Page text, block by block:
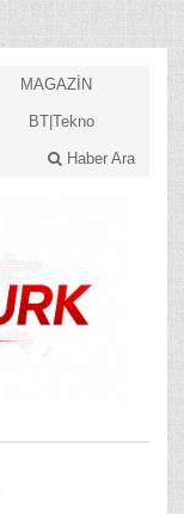
MAGAZİN
BT|Tekno
Haber Ara